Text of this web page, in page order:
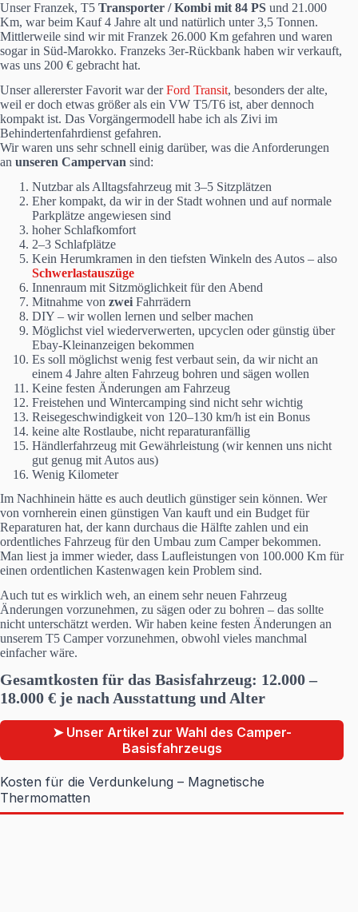
Unser Franzek, T5 Transporter / Kombi mit 84 PS und 21.000
Km, war beim Kauf 4 Jahre alt und natürlich unter 3,5 Tonnen.
Mittlerweile sind wir mit Franzek 26.000 Km gefahren und waren
sogar in Süd-Marokko. Franzeks 3er-Rückbank haben wir verkauft,
was uns 200 € gebracht hat.
Unser allererster Favorit war derFord Transit, besonders der alte,
weil er doch etwas größer als ein VW T5/T6 ist, aber dennoch
kompakt ist. Das Vorgängermodell habe ich als Zivi im
Behindertenfahrdienst gefahren.
Wir waren uns sehr schnell einig darüber, was die Anforderungen
an unseren Campervan sind:
Nutzbar als Alltagsfahrzeug mit 3–5 Sitzplätzen
Eher kompakt, da wir in der Stadt wohnen und auf normale
Parkplätze angewiesen sind
hoher Schlafkomfort
2–3 Schlafplätze
Kein Herumkramen in den tiefsten Winkeln des Autos – also
Schwerlastauszüge
Innenraum mit Sitzmöglichkeit für den Abend
Mitnahme von zwei Fahrrädern
DIY – wir wollen lernen und selber machen
Möglichst viel wiederverwerten, upcyclen oder günstig über
Ebay-Kleinanzeigen bekommen
Es soll möglichst wenig fest verbaut sein, da wir nicht an
einem 4 Jahre alten Fahrzeug bohren und sägen wollen
Keine festen Änderungen am Fahrzeug
Freistehen und Wintercamping sind nicht sehr wichtig
Reisegeschwindigkeit von 120–130 km/h ist ein Bonus
keine alte Rostlaube, nicht reparaturanfällig
Händlerfahrzeug mit Gewährleistung (wir kennen uns nicht
gut genug mit Autos aus)
Wenig Kilometer
Im Nachhinein hätte es auch deutlich günstiger sein können. Wer
von vornherein einen günstigen Van kauft und ein Budget für
Reparaturen hat, der kann durchaus die Hälfte zahlen und ein
ordentliches Fahrzeug für den Umbau zum Camper bekommen.
Man liest ja immer wieder, dass Laufleistungen von 100.000 Km für
einen ordentlichen Kastenwagen kein Problem sind.
Auch tut es wirklich weh, an einem sehr neuen Fahrzeug
Änderungen vorzunehmen, zu sägen oder zu bohren – das sollte
nicht unterschätzt werden. Wir haben keine festen Änderungen an
unserem T5 Camper vorzunehmen, obwohl vieles manchmal
einfacher wäre.
Gesamtkosten für das Basisfahrzeug: 12.000 –
18.000 € je nach Ausstattung und Alter
➤ Unser Artikel zur Wahl des Camper-
Basisfahrzeugs
Kosten für die Verdunkelung – Magnetische
Thermomatten